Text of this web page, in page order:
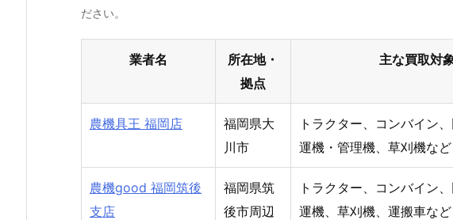
ださい。
業者名
所在地・
拠点
主な買取対
農機具王 福岡店
福岡県大
川市
トラクター、コンバイン
運機・管理機、草刈機など
農機good 福岡筑後
支店
福岡県筑
後市周辺
トラクター、コンバイン
運機、草刈機、運搬車など